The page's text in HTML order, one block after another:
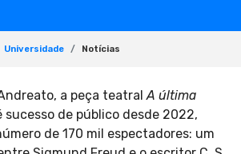
Universidade Notícias
a peça teatralA última
sucesso de público desde 2022,
de 170 mil espectadores: um